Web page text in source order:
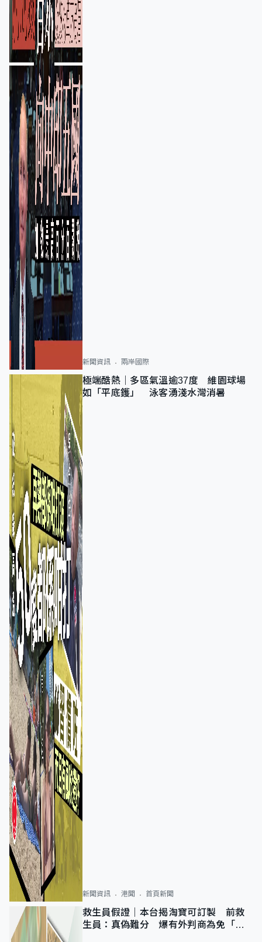
新聞資訊 兩岸國際
極端酷熱｜多區氣溫逾37度 維園球場
如「平底鑊」 泳客湧淺水灣消暑
新聞資訊 港聞 首頁新聞
救生員假證｜本台揭淘寶可訂製 前救
生員：真偽難分 爆有外判商為免「封